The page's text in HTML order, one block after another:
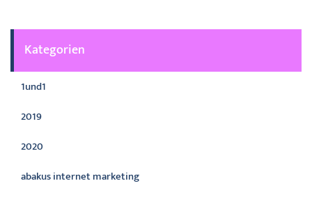
Kategorien
1und1
2019
2020
abakus internet marketing